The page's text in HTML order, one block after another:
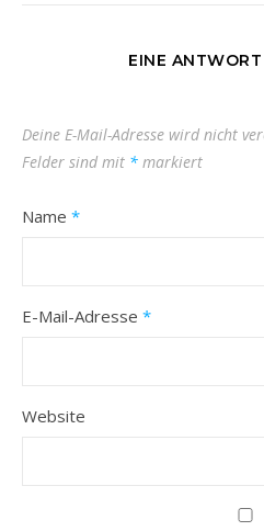
EINE ANTWORT
Deine E-Mail-Adresse wird nicht
Felder sind mit * markiert
Name *
E-Mail-Adresse *
Website